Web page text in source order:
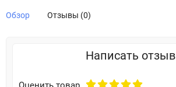
Обзор Отзывы (0)
Написать отзыв